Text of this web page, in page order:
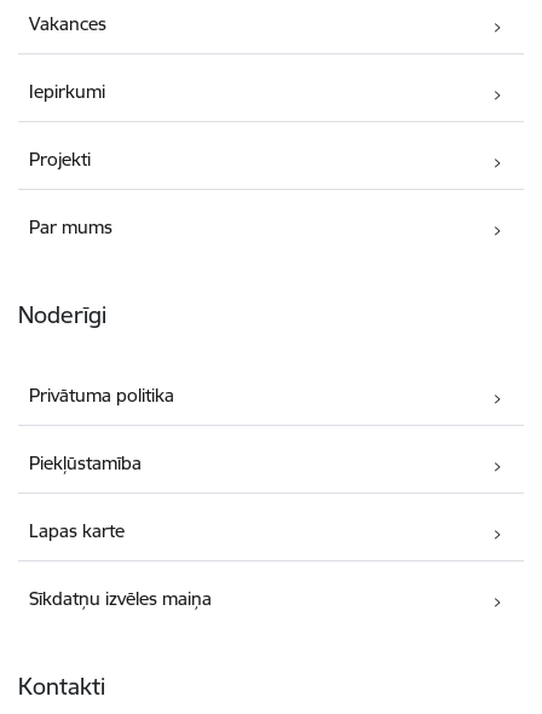
Vakances
Iepirkumi
Projekti
Par mums
Noderīgi
Privātuma politika
Piekļūstamība
Lapas karte
Sīkdatņu izvēles maiņa
Kontakti